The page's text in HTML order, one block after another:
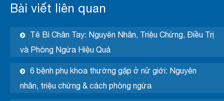
Bài viết liên quan
Tê Bì Chân Tay: Nguyên Nhân, Triệu Chứng, Điều Trị
và Phòng Ngừa Hiệu Quả
6 bệnh phụ khoa thường gặp ở nữ giới: Nguyên
nhân, triệu chứng & cách phòng ngừa